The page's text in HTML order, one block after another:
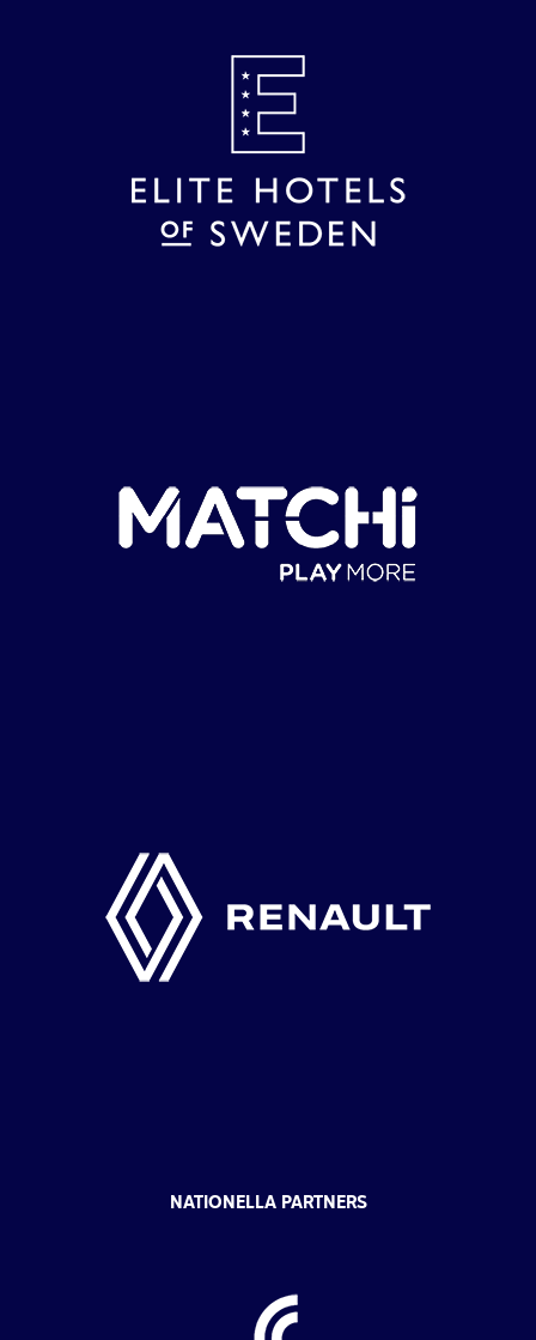
NATIONELLA PARTNERS